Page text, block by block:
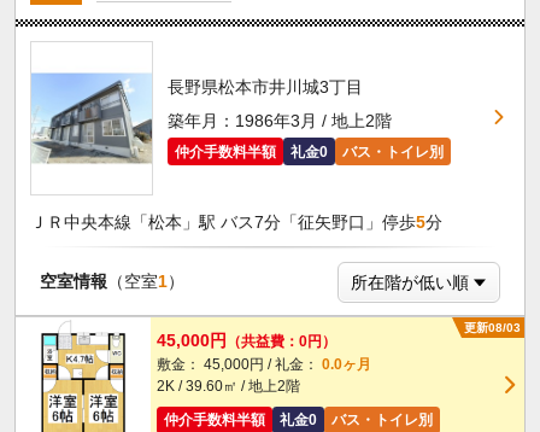
長野県松本市井川城3丁目
築年月：1986年3月 / 地上2階
仲介手数料半額 礼金0 バス・トイレ別
ＪＲ中央本線「松本」駅 バス7分「征矢野口」停歩5分
空室情報 （空室1）
更新08/03
45,000円
（共益費：0円）
敷金： 45,000円 / 礼金： 0.0ヶ月
2K / 39.60㎡ / 地上2階
仲介手数料半額
礼金0 バス・トイレ別